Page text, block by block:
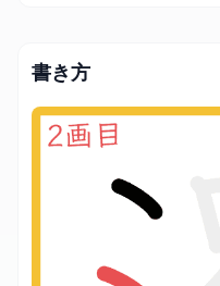
書き方